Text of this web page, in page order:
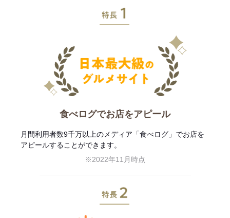
食べログでお店をアピール
月間利用者数9千万以上のメディア「食べログ」でお店を
アピールすることができます。
※2022年11月時点